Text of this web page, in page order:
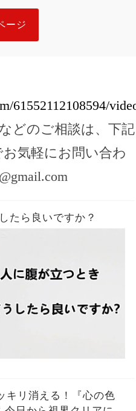
ージ
61552112108594/
どのご相談は、下記
気軽にお問い合わ
たら良いですか？
キリ消える！『心の色